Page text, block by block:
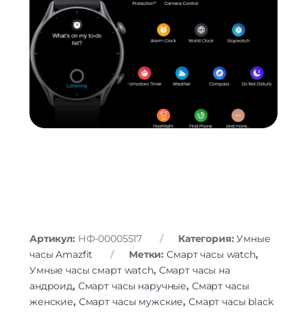
Артикул: НФ-00005517 Категория:Умные
часы Amazfit
Метки:Смарт часы watch,
Умные часы смарт watch, Смарт часы на
андроид, Смарт часы наручные, Смарт часы
женские, Смарт часы мужские, Смарт часы black